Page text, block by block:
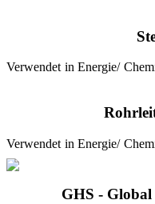
Verwendet in Energie/
Verwendet in Energie/
GHS - Global